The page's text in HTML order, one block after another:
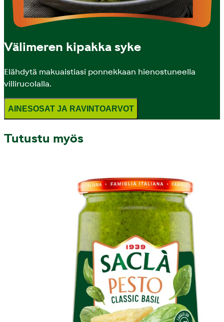
Välimeren kipakka syke
Elähdytä makuaistiasi ponnekkaan hienostuneella
villirucolalla.
AINESOSAT JA RAVINTOARVOT
Tutustu myös